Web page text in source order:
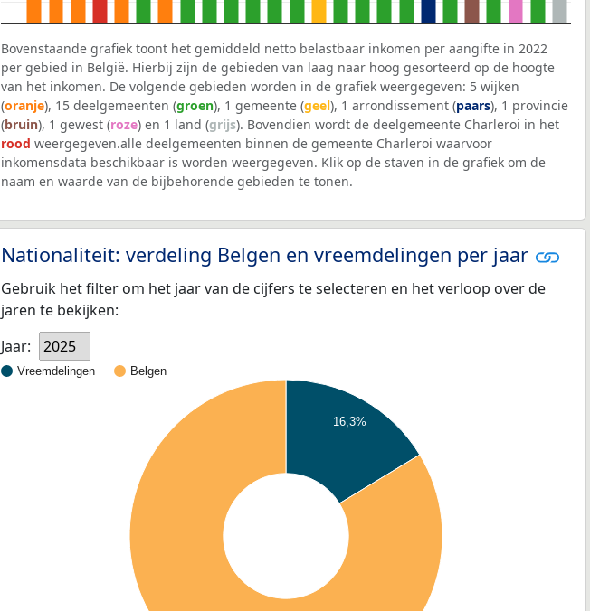
Bovenstaande grafiek toont het gemiddeld netto belastbaar inkomen per aangifte in 2022
per gebied in België. Hierbij zijn de gebieden van laag naar hoog gesorteerd op de hoogte
van het inkomen. De volgende gebieden worden in de grafiek weergegeven: 5 wijken
(oranje), 15 deelgemeenten (groen), 1 gemeente (geel), 1 arrondissement (paars), 1 provincie
(bruin), 1 gewest (roze) en 1 land (grijs). Bovendien wordt de deelgemeente Charleroi in het
rood weergegeven.alle deelgemeenten binnen de gemeente Charleroi waarvoor
inkomensdata beschikbaar is worden weergegeven. Klik op de staven in de grafiek om de
naam en waarde van de bijbehorende gebieden te tonen.
Nationaliteit: verdeling Belgen en vreemdelingen per jaar
Gebruik het filter om het jaar van de cijfers te selecteren en het verloop over de
jaren te bekijken:
Jaar:
2025
Vreemdelingen Belgen
16,3%